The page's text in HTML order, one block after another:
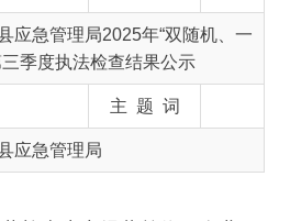
急管理局
检查生产经营单位、企业6
1家。